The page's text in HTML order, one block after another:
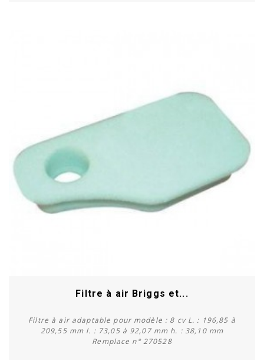
Filtre à air Briggs et...
Filtre à air adaptable pour modèle : 8 cv L. : 196,85 à
209,55 mm l. : 73,05 à 92,07 mm h. : 38,10 mm
Remplace n° 270528